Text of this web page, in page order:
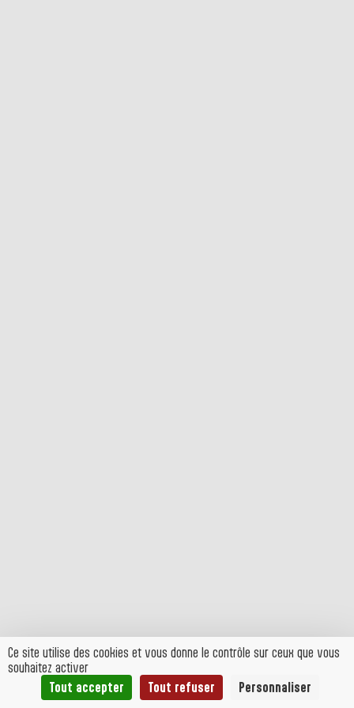
Ce site utilise des cookies et vous donne le contrôle sur ceux que vous
souhaitez activer
Tout accepter
Tout refuser Personnaliser